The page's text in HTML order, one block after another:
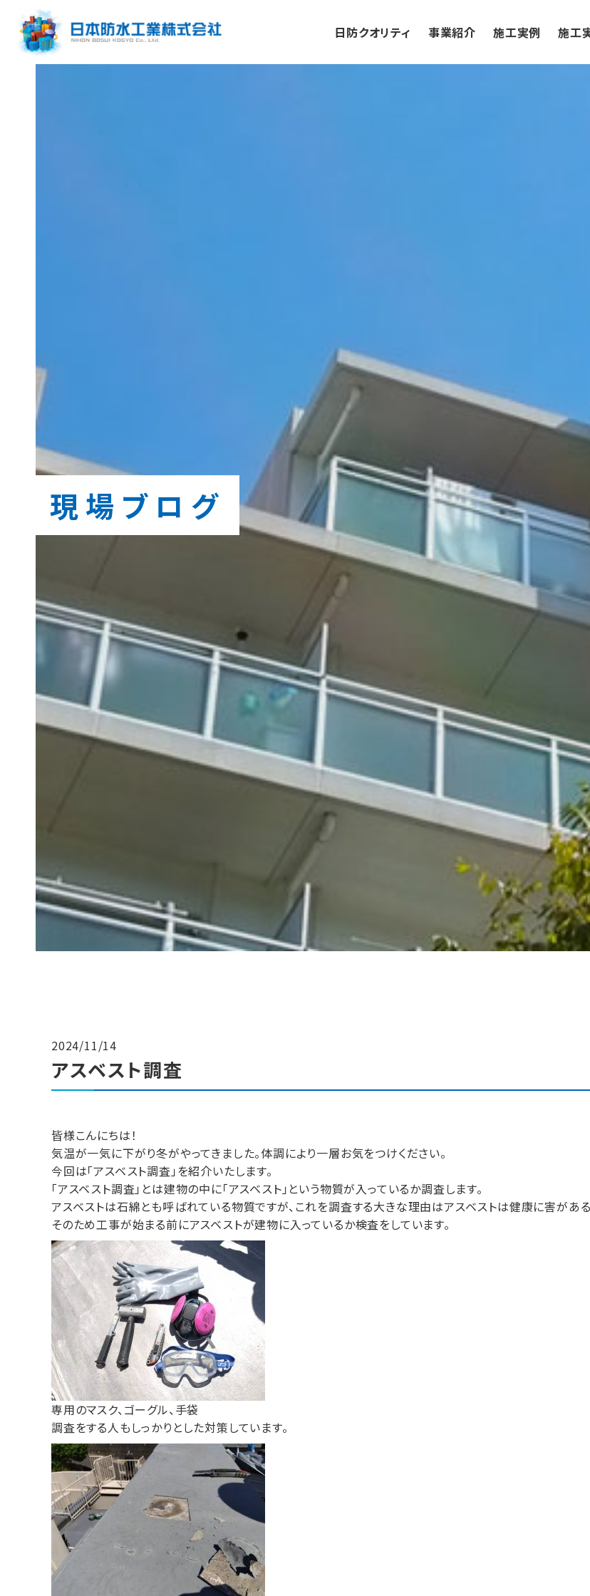
日防クオリティ 事業紹介 施工実例 施工
現場ブログ
2024/11/14
アスベスト調査
皆様こんにちは！
気温が一気に下がり冬がやってきました。体調により一層お気をつけください。
今回は「アスベスト調査」を紹介いたします。
「アスベスト調査」とは建物の中に「アスベスト」という物質が入っているか調査します。
アスベストは石綿とも呼ばれている物質ですが、これを調査する大きな理由はアスベストは健康に害がある
そのため工事が始まる前にアスベストが建物に入っているか検査をしています。
専用のマスク、ゴーグル、手袋
調査をする人もしっかりとした対策しています。